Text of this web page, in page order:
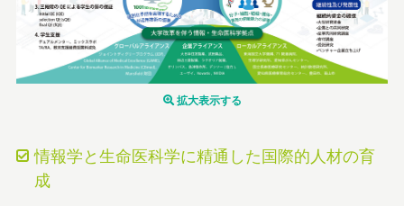
拡大表示する
情報学と生命医科学に精通した国際的人材の育
成